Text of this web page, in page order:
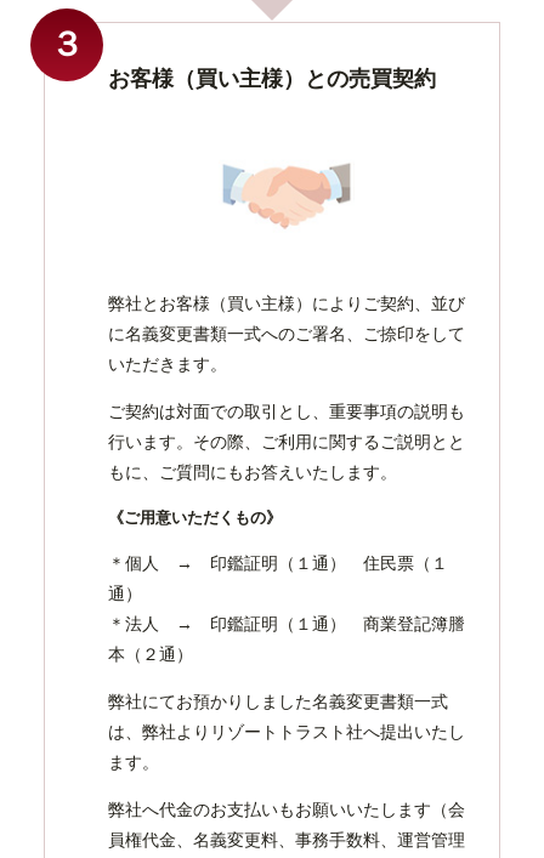
３
お客様（買い主様）との売買契約
弊社とお客様（買い主様）によりご契約、並び
に名義変更書類一式へのご署名、ご捺印をして
いただきます。
ご契約は対面での取引とし、重要事項の説明も
行います。その際、ご利用に関するご説明とと
もに、ご質問にもお答えいたします。
《ご用意いただくもの》
＊個人 → 印鑑証明（１通） 住民票（１
通）
＊法人 → 印鑑証明（１通） 商業登記簿謄
本（２通）
弊社にてお預かりしました名義変更書類一式
は、弊社よりリゾートトラスト社へ提出いたし
ます。
弊社へ代金のお支払いもお願いいたします（会
員権代金、名義変更料、事務手数料、運営管理